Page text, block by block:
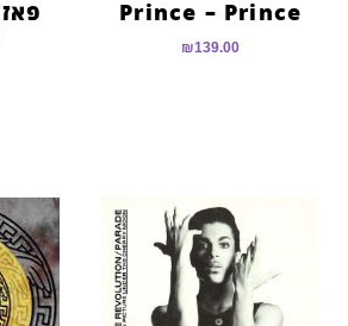
Prince – Prince
₪139.00